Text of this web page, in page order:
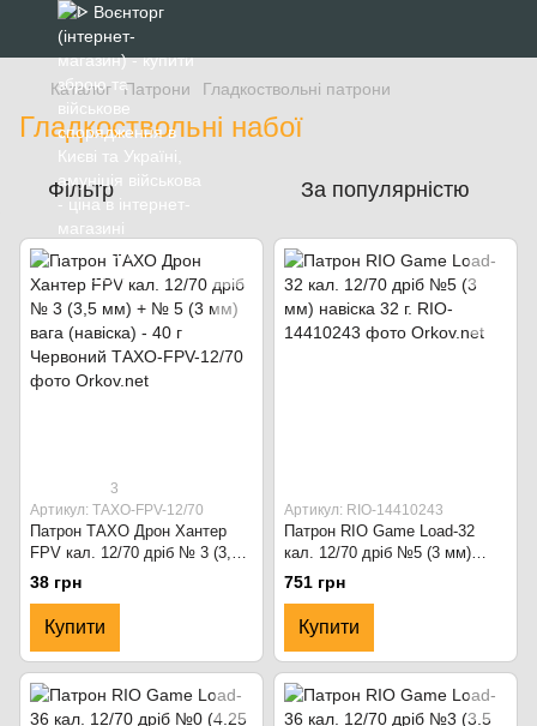
Каталог Патрони Гладкоствольні патрони
Гладкоствольні набої
Фільтр За популярністю
3
Артикул: ТАХО-FPV-12/70
Патрон ТАХО Дрон Хантер
FPV кал. 12/70 дріб № 3 (3,5
мм) + № 5 (3 мм) вага
(навіска) - 40 г Червоний
38 грн
Купити
Артикул: RIO-14410243
Патрон RIO Game Load-32
кал. 12/70 дріб №5 (3 мм)
навіска 32 г.
751 грн
Купити